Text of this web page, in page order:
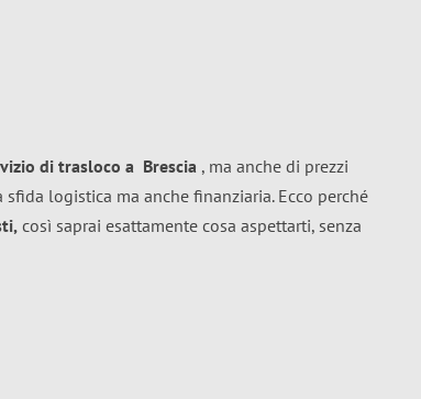
di trasloco a Brescia , ma anche di prezzi
logistica ma anche finanziaria. Ecco perché
così saprai esattamente cosa aspettarti, senza